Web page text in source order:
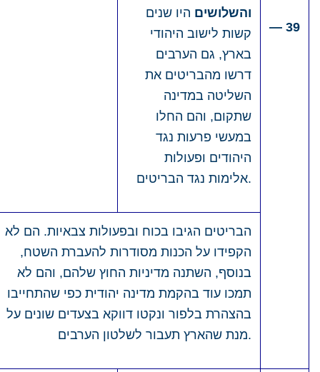
והשלושים היו שנים
קשות לישוב היהודי
בארץ, גם הערבים
דרשו מהבריטים את
השליטה במדינה
שתקום, והם החלו
במעשי פרעות נגד
היהודים ופעולות
אלימות נגד הבריטים.
— 39
הבריטים הגיבו בכוח ובפעולות צבאיות. הם לא
הקפידו על הכנות מסודרות להעברת השטח,
בנוסף, השתנה מדיניות החוץ שלהם, והם לא
תמכו עוד בהקמת מדינה יהודית כפי שהתחייבו
בהצהרת בלפור ונקטו דווקא בצעדים שונים על
מנת שהארץ תעבור לשלטון הערבים.